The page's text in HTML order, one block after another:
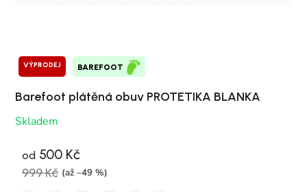
VÝPRODEJ BAREFOOT
Barefoot plátěná obuv PROTETIKA BLANKA
Skladem
od 500 Kč
999 Kč (až –49 %)